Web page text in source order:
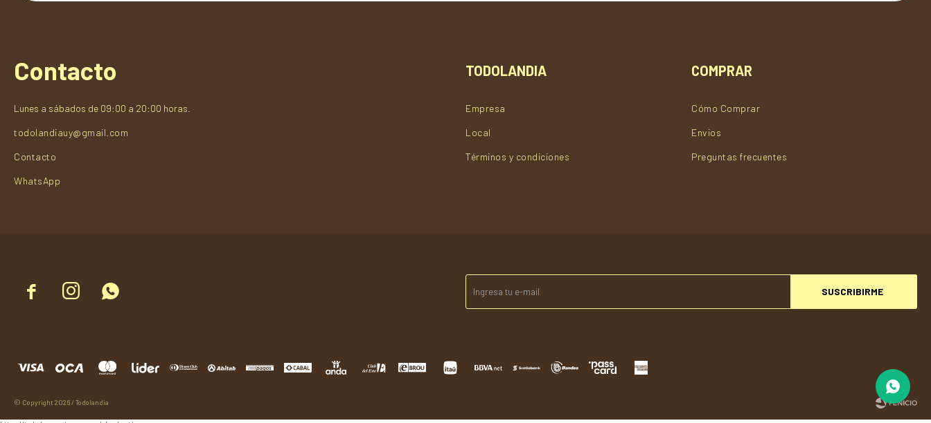
   SUSCRIBIRME
Contacto
Lunes a sábados de 09:00 a 20:00 horas.
todolandiauy@gmail.com
Contacto
WhatsApp
TODOLANDIA
Empresa
Local
Términos y condiciones
COMPRAR
Cómo Comprar
Envios
Preguntas frecuentes
© Copyright 2026 / Todolandia